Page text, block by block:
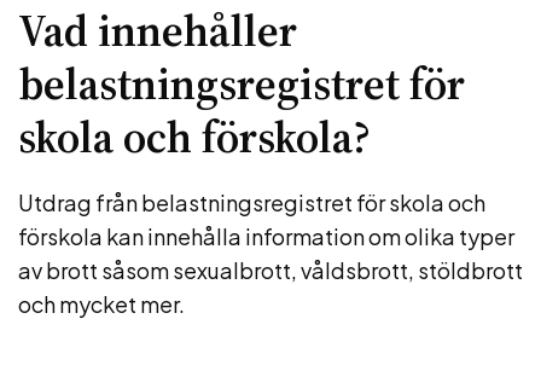
Vad innehåller
belastningsregistret för
skola och förskola?
Utdrag från belastningsregistret för skola och
förskola kan innehålla information om olika typer
av brott såsom sexualbrott, våldsbrott, stöldbrott
och mycket mer.